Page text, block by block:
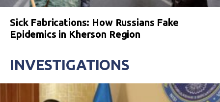
Sick Fabrications: How Russians Fake
Epidemics in Kherson Region
INVESTIGATIONS